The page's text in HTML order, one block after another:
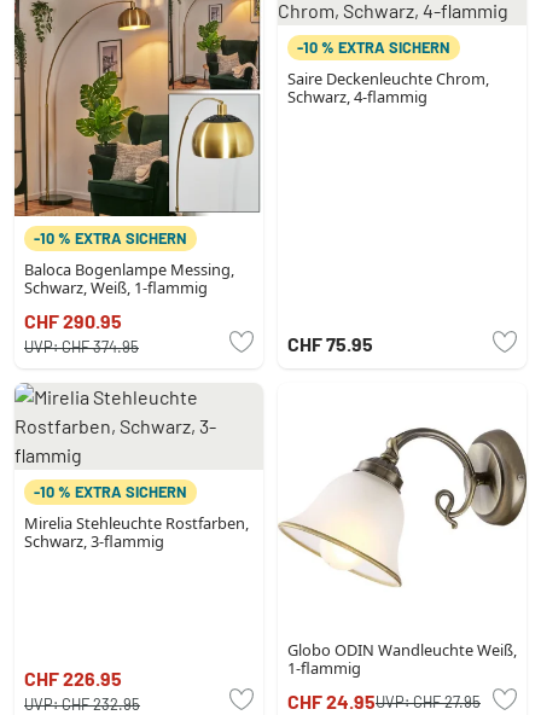
-10 % EXTRA SICHERN
Baloca Bogenlampe Messing,
Schwarz, Weiß, 1-flammig
CHF 290.95
UVP:CHF 374.95
-10 % EXTRA SICHERN
Saire Deckenleuchte Chrom,
Schwarz, 4-flammig
CHF 75.95
-10 % EXTRA SICHERN
Mirelia Stehleuchte Rostfarben,
Schwarz, 3-flammig
CHF 226.95
UVP:CHF 232.95
Globo ODIN Wandleuchte Weiß,
1-flammig
CHF 24.95UVP:CHF 27.95